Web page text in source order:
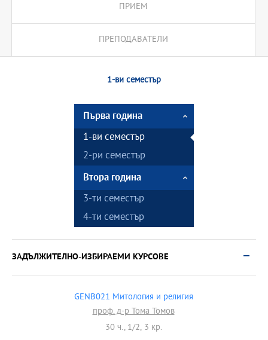
ПРИЕМ
ПРЕПОДАВАТЕЛИ
1-ви семестър
Първа година
1-ви семестър
2-ри семестър
Втора година
3-ти семестър
4-ти семестър
ЗАДЪЛЖИТЕЛНО-ИЗБИРАЕМИ КУРСОВЕ
GENB021 Митология и религия
проф. д-р Тома Томов
30 ч., 1/2, 3 кр.